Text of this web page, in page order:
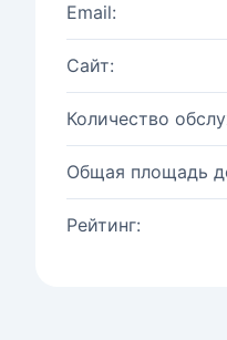
Email:
Сайт:
Количество
Общая площадь
Рейтинг: